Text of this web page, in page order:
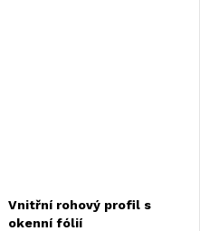
Vnitřní rohový profil s
okenní fólií